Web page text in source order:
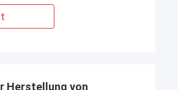
Herstellung von